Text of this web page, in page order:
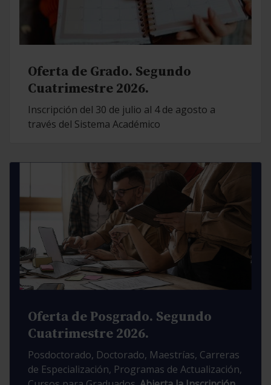
Oferta de Grado. Segundo
Cuatrimestre 2026.
Inscripción del 30 de julio al 4 de agosto a
través del Sistema Académico
Oferta de Posgrado. Segundo
Cuatrimestre 2026.
Posdoctorado, Doctorado, Maestrías, Carreras
de Especialización, Programas de Actualización,